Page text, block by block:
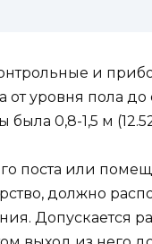
и
от уровня пола
была 0,8-1,5 м
поста или
должно
Допускается